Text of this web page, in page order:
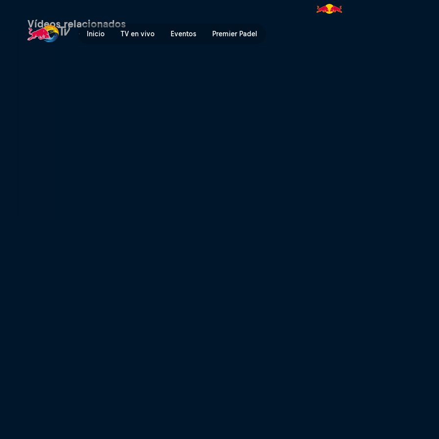
Inicio TV en vivo Eventos Premier Padel
Semis - FIP World Padel Championships, pista 2 | Red
Vídeos relacionados